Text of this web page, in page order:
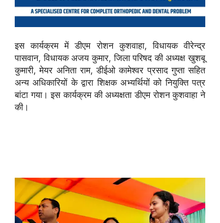
इस कार्यक्रम में डीएम रोशन कुशवाहा, विधायक वीरेन्द्र
पासवान, विधायक अजय कुमार, जिला परिषद की अध्यक्ष खुशबू
कुमारी, मेयर अनिता राम, डीईओ कामेश्वर प्रसाद गुप्ता सहित
अन्य अधिकारियों के द्वारा शिक्षक अभ्यर्थियों को नियुक्ति पत्र
बांटा गया। इस कार्यक्रम की अध्यक्षता डीएम रोशन कुशवाहा ने
की।